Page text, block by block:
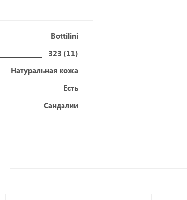
Bottilini
323 (11)
Натуральная кожа
Есть
Сандалии